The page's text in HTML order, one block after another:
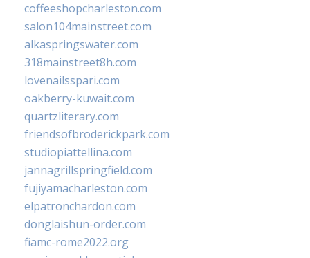
coffeeshopcharleston.com
salon104mainstreet.com
alkaspringswater.com
318mainstreet8h.com
lovenailsspari.com
oakberry-kuwait.com
quartzliterary.com
friendsofbroderickpark.com
studiopiattellina.com
jannagrillspringfield.com
fujiyamacharleston.com
elpatronchardon.com
donglaishun-order.com
fiamc-rome2022.org